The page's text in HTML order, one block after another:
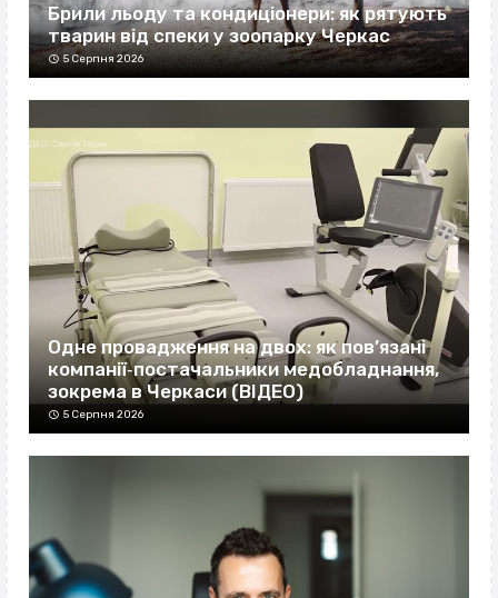
Брили льоду та кондиціонери: як рятують
тварин від спеки у зоопарку Черкас
5 Серпня 2026
Одне провадження на двох: як пов’язані
компанії‐постачальники медобладнання,
зокрема в Черкаси (ВІДЕО)
5 Серпня 2026